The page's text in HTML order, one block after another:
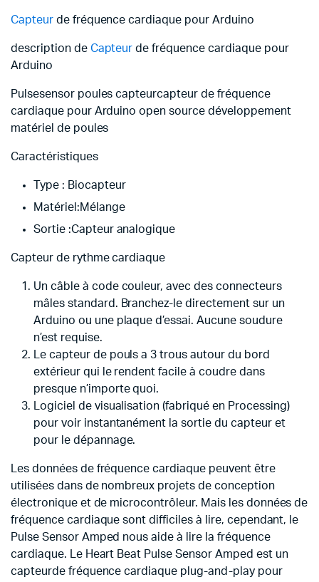
Capteurde fréquence cardiaque pour Arduino
description de Capteur de fréquence cardiaque pour
Arduino
Pulsesensor poules capteurcapteur de fréquence
cardiaque pour Arduino open source développement
matériel de poules
Caractéristiques
Type : Biocapteur
Matériel:Mélange
Sortie :Capteur analogique
Capteur de rythme cardiaque
Un câble à code couleur, avec des connecteurs
mâles standard. Branchez-le directement sur un
Arduino ou une plaque d’essai. Aucune soudure
n’est requise.
Le capteur de pouls a 3 trous autour du bord
extérieur qui le rendent facile à coudre dans
presque n’importe quoi.
Logiciel de visualisation (fabriqué en Processing)
pour voir instantanément la sortie du capteur et
pour le dépannage.
Les données de fréquence cardiaque peuvent être
utilisées dans de nombreux projets de conception
électronique et de microcontrôleur. Mais les données de
fréquence cardiaque sont difficiles à lire, cependant, le
Pulse Sensor Amped nous aide à lire la fréquence
cardiaque. Le Heart Beat Pulse Sensor Amped est un
capteurde fréquence cardiaque plug-and-play pour